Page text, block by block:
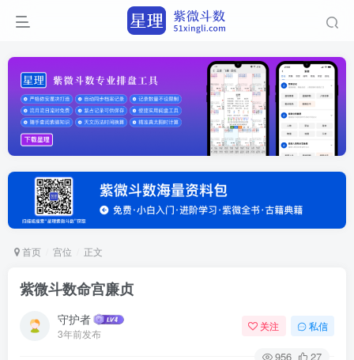
首页 宫位 正文
紫微斗数命宫廉贞
守护者
3年前发布
关注 私信
956 27